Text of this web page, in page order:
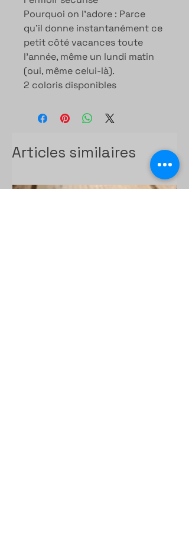
Pourquoi on l’adore : Parce
qu’il donne instantanément ce
petit côté vacances toute
l’année, même un lundi matin
(oui, même celui-là).
2 coloris disponibles
Articles similaires